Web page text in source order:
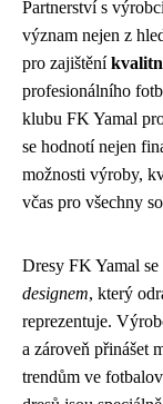
Partnerství s
význam nejen z
pro zajištění
profesionálního
klubu FK Yamal
se hodnotí nejen
možnosti výroby,
včas pro všechny
Dresy FK Yamal
designem, který
reprezentuje.
a zároveň přinášet
trendům ve